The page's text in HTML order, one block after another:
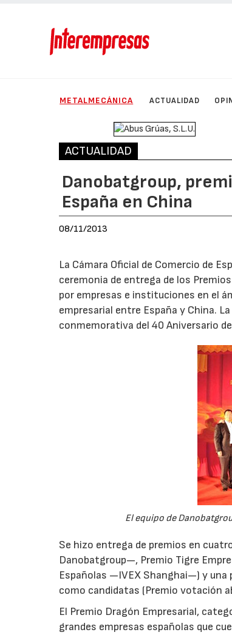
METALMECÁNICA ACTUALIDAD
ACTUALIDAD
Danobatgroup,
España en China
08/11/2013
La Cámara Oficial de Comercio de
ceremonia de entrega de los
por empresas e instituciones en el
empresarial entre España y China.
conmemorativa del 40 Aniversario
El equipo de
Se hizo entrega de premios en
Danobatgroup—, Premio Tigre
Españolas —IVEX Shanghai—) y
como candidatas (Premio votación
El Premio Dragón Empresarial,
grandes empresas españolas que